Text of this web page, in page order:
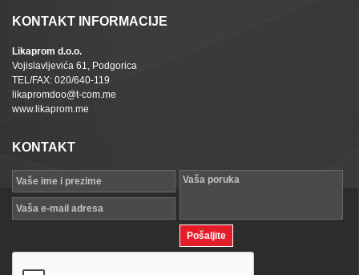
KONTAKT INFORMACIJE
Likaprom d.o.o.
Vojislavljevića 61, Podgorica
TEL/FAX: 020/640-119
likapromdoo@t-com.me
www.likaprom.me
KONTAKT